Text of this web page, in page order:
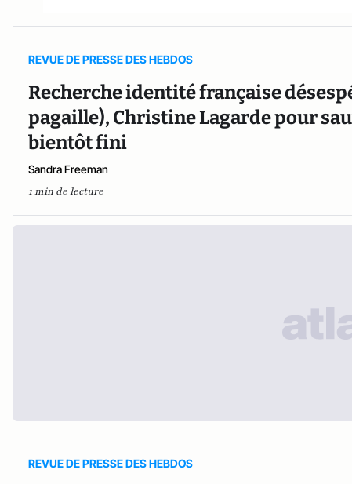
REVUE DE PRESSE DES HEBDOS
Recherche identité française
pagaille), Christine Lagarde pour
bientôt fini
Sandra Freeman
1 min de lecture
REVUE DE PRESSE DES HEBDOS